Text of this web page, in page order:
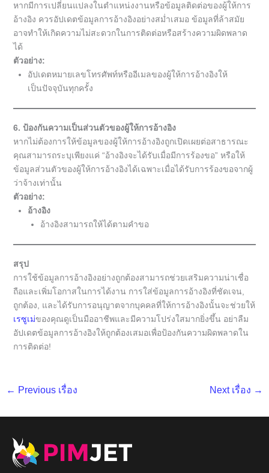
หากมีการเปลี่ยนแปลงในตำแหน่งงานหรือข้อมูลติดต่อของผู้ให้การ
อ้างอิง ควรอัปเดตข้อมูลการอ้างอิงอย่างสม่ำเสมอ ข้อมูลที่ล้าสมัย
อาจทำให้เกิดความไม่สะดวกในการติดต่อหรือสร้างความผิดพลาด
ได้
ตัวอย่าง:
อัปเดตหมายเลขโทรศัพท์หรืออีเมลของผู้ให้การอ้างอิงให้
เป็นปัจจุบันทุกครั้ง
6. ป้องกันความเป็นส่วนตัวของผู้ให้การอ้างอิง
หากไม่ต้องการให้ข้อมูลของผู้ให้การอ้างอิงถูกเปิดเผยต่อสาธารณะ
คุณสามารถระบุเพียงแค่ “อ้างอิงจะได้รับเมื่อมีการร้องขอ” หรือให้
ข้อมูลส่วนตัวของผู้ให้การอ้างอิงได้เฉพาะเมื่อได้รับการร้องขอจากผู้
ว่าจ้างเท่านั้น
ตัวอย่าง:
อ้างอิง
อ้างอิงสามารถให้ได้ตามคำขอ
สรุป
การใช้ข้อมูลการอ้างอิงอย่างถูกต้องสามารถช่วยเสริมความน่าเชื่อ
ถือและเพิ่มโอกาสในการได้งาน การใส่ข้อมูลการอ้างอิงที่ชัดเจน,
ถูกต้อง, และได้รับการอนุญาตจากบุคคลที่ให้การอ้างอิงนั้นจะช่วยให้
เรซูเม่ของคุณดูเป็นมืออาชีพและมีความโปร่งใสมากยิ่งขึ้น อย่าลืม
อัปเดตข้อมูลการอ้างอิงให้ถูกต้องเสมอเพื่อป้องกันความผิดพลาดใน
การติดต่อ!
← Previous เรื่อง Next เรื่อง →